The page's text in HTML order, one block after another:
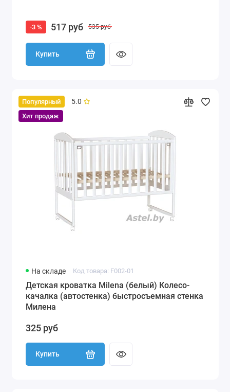
-3 % 517 руб 535 руб
Купить
Популярный
Хит продаж
5.0
На складе Код товара: F002-01
Детская кроватка Milena (белый) Колесо-
качалка (автостенка) быстросъемная стенка
Милена
325 руб
Купить